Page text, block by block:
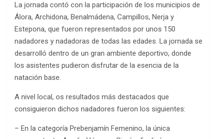
La jornada contó con la participación de los municipios de
Álora, Archidona, Benalmádena, Campillos, Nerja y
Estepona, que fueron representados por unos 150
nadadores y nadadoras de todas las edades. La jornada se
desarrolló dentro de un gran ambiente deportivo, donde
los asistentes pudieron disfrutar de la esencia de la
natación base.
A nivel local, os resultados más destacados que
consiguieron dichos nadadores fueron los siguientes:
– En la categoría Prebenjamín Femenino, la única